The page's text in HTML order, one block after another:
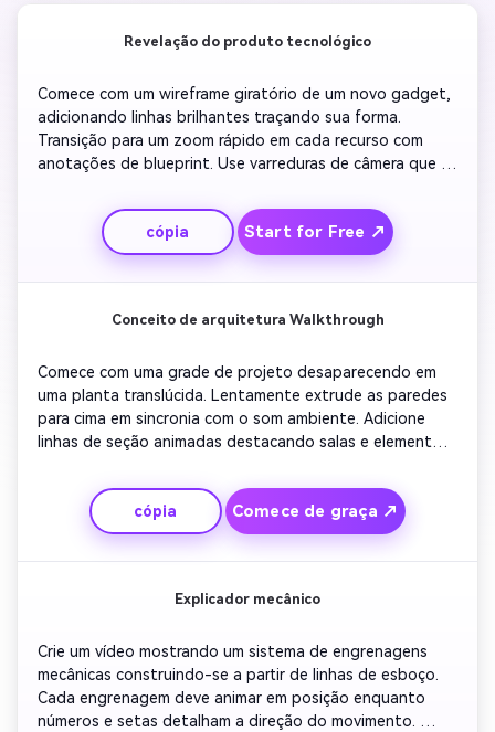
Revelação do produto tecnológico
Comece com um wireframe giratório de um novo gadget,
adicionando linhas brilhantes traçando sua forma.
Transição para um zoom rápido em cada recurso com
anotações de blueprint. Use varreduras de câmera que
completo brilhando azul. Torne-o nítido e profissional,
ideal para designers de produtos exibindo protótipos.
cópia Start for Free ↗
Conceito de arquitetura Walkthrough
Comece com uma grade de projeto desaparecendo em
uma planta translúcida. Lentamente extrude as paredes
para cima em sincronia com o som ambiente. Adicione
linhas de seção animadas destacando salas e elementos
cada área e terminar com uma retração cinematográfica
de todo o edifício brilhando contra um fundo escuro.
cópia Comece de graça ↗
Explicador mecânico
Crie um vídeo mostrando um sistema de engrenagens
mecânicas construindo-se a partir de linhas de esboço.
Cada engrenagem deve animar em posição enquanto
números e setas detalham a direção do movimento.